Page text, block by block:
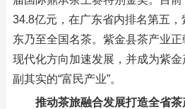
34.8亿元，在广东省内排名第五
东乃至全国名茶。紫金县茶产业
现代化方向加速发展，并成为紫
副其实的“富民产业”。
推动茶旅融合发展打造全省